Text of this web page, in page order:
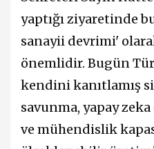
yaptığı ziyaretinde
sanayii devrimi'
önemlidir. Bugün
kendini kanıtlamış
savunma, yapay
ve mühendislik